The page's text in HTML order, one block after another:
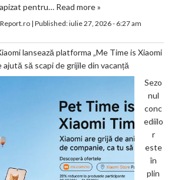
pentru… Read more »
| Published:iulie 27, 2026 - 6:27 am
lansează platforma „Me Time is Xiaomi
ajută să scapi de grijile din vacanță
Sezo
nul
conc
ediilo
r
este
în
plin